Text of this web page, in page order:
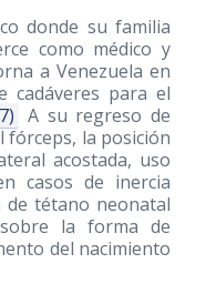
donde su familia
como médico y
a Venezuela en
cadáveres para el
A su regreso de
la posición
acostada, uso
casos de inercia
de tétano neonatal
la forma de
del nacimiento